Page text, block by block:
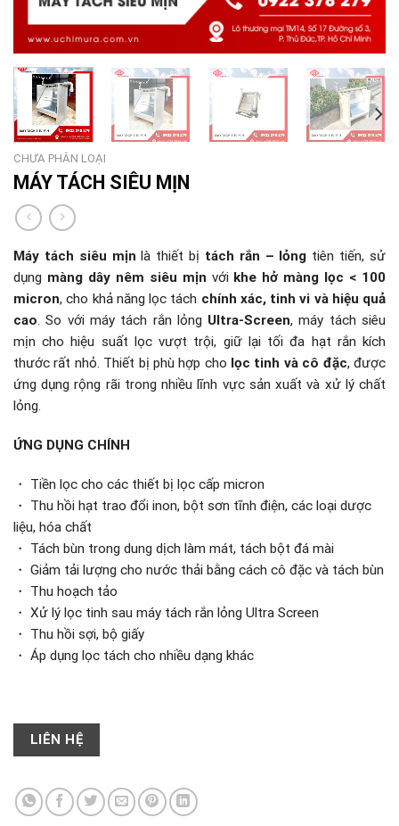
CHƯA PHÂN LOẠI
MÁY TÁCH SIÊU MỊN
Máy tách siêu mịn là thiết bị tách rắn – lỏng tiên tiến, sử
dụng màng dây nêm siêu mịn với khe hở màng lọc < 100
micron, cho khả năng lọc tách chính xác, tinh vi và hiệu quả
cao. So với máy tách rắn lỏng Ultra-Screen, máy tách siêu
mịn cho hiệu suất lọc vượt trội, giữ lại tối đa hạt rắn kích
thước rất nhỏ. Thiết bị phù hợp cho lọc tinh và cô đặc, được
ứng dụng rộng rãi trong nhiều lĩnh vực sản xuất và xử lý chất
lỏng.
ỨNG DỤNG CHÍNH
・ Tiền lọc cho các thiết bị lọc cấp micron
・ Thu hồi hạt trao đổi inon, bột sơn tĩnh điện, các loại dược
liệu, hóa chất
・ Tách bùn trong dung dịch làm mát, tách bột đá mài
・ Giảm tải lượng cho nước thải bằng cách cô đặc và tách bùn
・ Thu hoạch tảo
・ Xử lý lọc tinh sau máy tách rắn lỏng Ultra Screen
・ Thu hồi sợi, bộ giấy
・ Áp dụng lọc tách cho nhiều dạng khác
LIÊN HỆ